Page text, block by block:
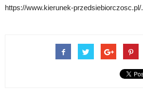
https://www.kierunek-przedsiebiorczosc.pl/.